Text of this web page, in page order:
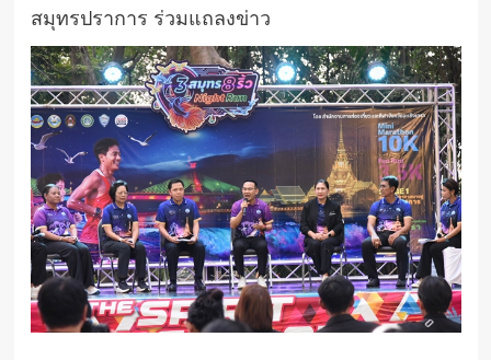
สมุทรปราการ ร่วมแถลงข่าว